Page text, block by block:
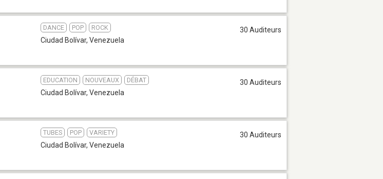
DANCE POP ROCK
Ciudad Bolívar, Venezuela
30 Auditeurs
EDUCATION NOUVEAUX DÉBAT
Ciudad Bolívar, Venezuela
30 Auditeurs
TUBES POP VARIETY
Ciudad Bolívar, Venezuela
30 Auditeurs